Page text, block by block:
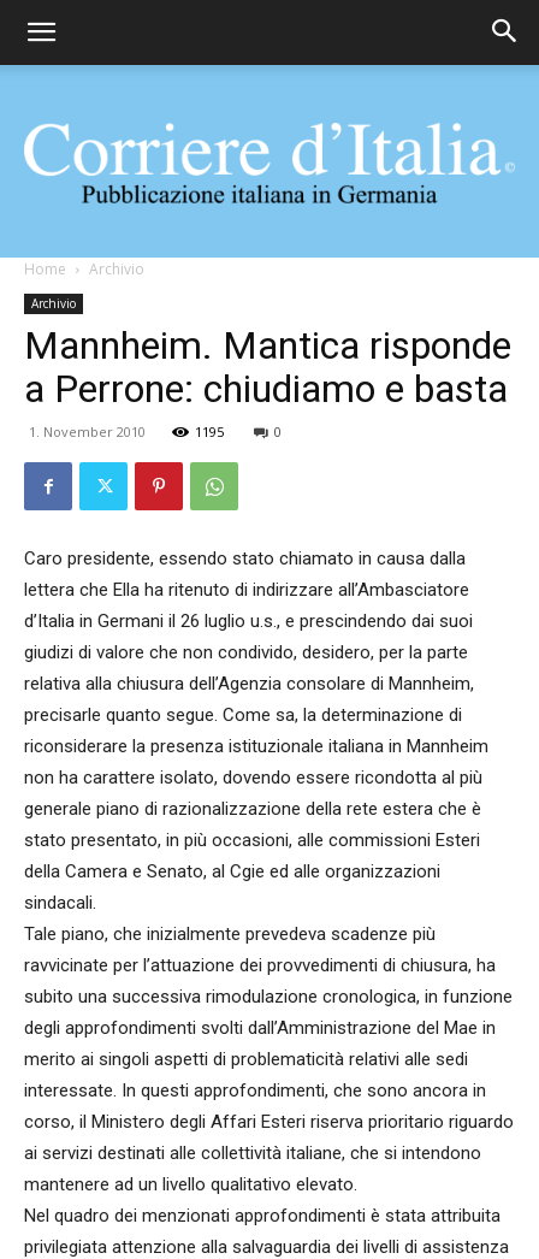
Corriere
d'Italia
Home Archivio
Archivio
Mannheim. Mantica risponde
a Perrone: chiudiamo e basta
1. November 2010 1195 0
Caro presidente, essendo stato chiamato in causa dalla
lettera che Ella ha ritenuto di indirizzare all’Ambasciatore
d’Italia in Germani il 26 luglio u.s., e prescindendo dai suoi
giudizi di valore che non condivido, desidero, per la parte
relativa alla chiusura dell’Agenzia consolare di Mannheim,
precisarle quanto segue. Come sa, la determinazione di
riconsiderare la presenza istituzionale italiana in Mannheim
non ha carattere isolato, dovendo essere ricondotta al più
generale piano di razionalizzazione della rete estera che è
stato presentato, in più occasioni, alle commissioni Esteri
della Camera e Senato, al Cgie ed alle organizzazioni
sindacali.
Tale piano, che inizialmente prevedeva scadenze più
ravvicinate per l’attuazione dei provvedimenti di chiusura, ha
subito una successiva rimodulazione cronologica, in funzione
degli approfondimenti svolti dall’Amministrazione del Mae in
merito ai singoli aspetti di problematicità relativi alle sedi
interessate. In questi approfondimenti, che sono ancora in
corso, il Ministero degli Affari Esteri riserva prioritario riguardo
ai servizi destinati alle collettività italiane, che si intendono
mantenere ad un livello qualitativo elevato.
Nel quadro dei menzionati approfondimenti è stata attribuita
privilegiata attenzione alla salvaguardia dei livelli di assistenza